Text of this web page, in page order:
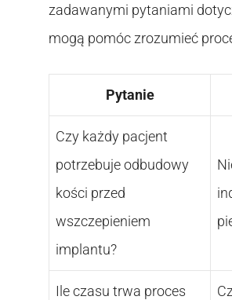
zadawanymi pytaniami
mogą pomóc zrozumieć
Pytanie
Czy każdy pacjent
potrzebuje odbudowy
kości przed
wszczepieniem
implantu?
Ile czasu trwa proces